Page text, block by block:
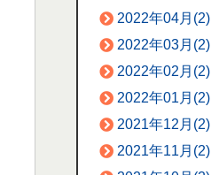
2022年04月(2)
2022年03月(2)
2022年02月(2)
2022年01月(2)
2021年12月(2)
2021年11月(2)